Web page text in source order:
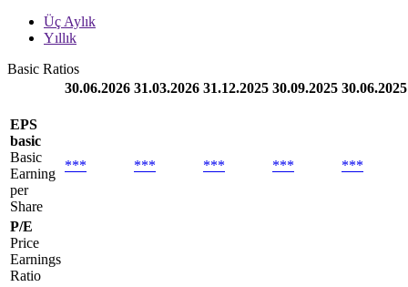
Üç Aylık
Yıllık
Basic Ratios
30.06.2026 31.03.2026 31.12.2025 30.09.2025 30.06.2025
EPS
basic
Basic
Earning
per
Share
*** *** *** *** ***
P/E
Price
Earnings
Ratio